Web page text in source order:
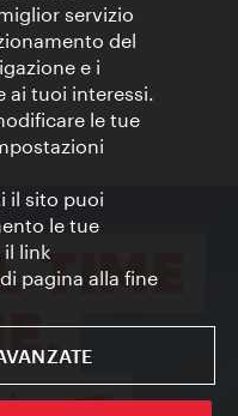
servizio
del
e i
ai tuoi interessi.
le tue
il sito puoi
le tue
link
pagina alla fine